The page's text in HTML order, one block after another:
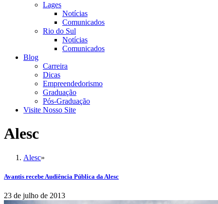
Lages
Notícias
Comunicados
Rio do Sul
Notícias
Comunicados
Blog
Carreira
Dicas
Empreendedorismo
Graduação
Pós-Graduação
Visite Nosso Site
Alesc
Alesc»
Avantis recebe Audiência Pública da Alesc
23 de julho de 2013